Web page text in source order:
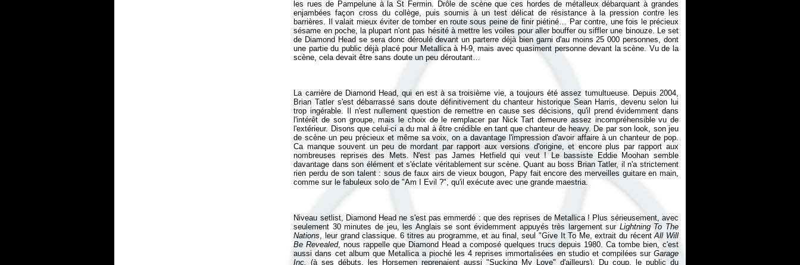
les rues de Pampelune à la St Fermin. Drôle de scène que ces hordes de métalleux débarquant à grandes
enjambées façon cross du collège, puis soumis à un test délicat de résistance à la pression contre les
barrières. Il valait mieux éviter de tomber en route sous peine de finir piétiné… Par contre, une fois le précieux
sésame en poche, la plupart n'ont pas hésité à mettre les voiles pour aller bouffer ou siffler une binouze. Le set
de Diamond Head se sera donc déroulé devant un parterre déjà bien garni d'au moins 25 000 personnes, dont
une partie du public déjà placé pour Metallica à H-9, mais avec quasiment personne devant la scène. Vu de la
scène, cela devait être sans doute un peu déroutant…
La carrière de Diamond Head, qui en est à sa troisième vie, a toujours été assez tumultueuse. Depuis 2004,
Brian Tatler s'est débarrassé sans doute définitivement du chanteur historique Sean Harris, devenu selon lui
trop ingérable. Il n'est nullement question de remettre en cause ses décisions, qu'il prend évidemment dans
l'intérêt de son groupe, mais le choix de le remplacer par Nick Tart demeure assez incompréhensible vu de
l'extérieur. Disons que celui-ci a du mal à être crédible en tant que chanteur de heavy. De par son look, son jeu
de scène un peu précieux et même sa voix, on a davantage l'impression d'avoir affaire à un chanteur de pop.
Ca manque souvent un peu de mordant par rapport aux versions d'origine, et encore plus par rapport aux
nombreuses reprises des Mets. N'est pas James Hetfield qui veut ! Le bassiste Eddie Moohan semble
davantage dans son élément et s'éclate véritablement sur scène. Quant au boss Brian Tatler, il n'a strictement
rien perdu de son talent : sous de faux airs de vieux bougon, Papy fait encore des merveilles guitare en main,
comme sur le fabuleux solo de "Am I Evil ?", qu'il exécute avec une grande maestria.
Niveau setlist, Diamond Head ne s'est pas emmerdé : que des reprises de Metallica ! Plus sérieusement, avec
seulement 30 minutes de jeu, les Anglais se sont évidemment appuyés très largement sur Lightning To The
Nations, leur grand classique. 6 titres au programme, et au final, seul "Give It To Me, extrait du récentAll Will
Be Revealed, nous rappelle que Diamond Head a composé quelques trucs depuis 1980. Ca tombe bien, c'est
aussi dans cet album que Metallica a pioché les 4 reprises immortalisées en studio et compilées sur Garage
Inc. (à ses débuts, les Horsemen reprenaient aussi "Sucking My Love" d'ailleurs). Du coup, le public du